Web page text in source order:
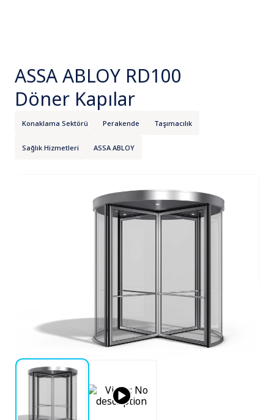
ASSA ABLOY RD100
Döner Kapılar
Konaklama Sektörü Perakende Taşımacılık
Sağlık Hizmetleri ASSA ABLOY